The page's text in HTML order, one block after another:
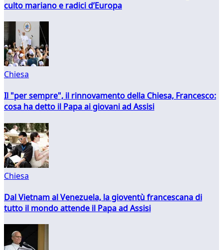
culto mariano e radici d’Europa
Chiesa
Il "per sempre", il rinnovamento della Chiesa, Francesco:
cosa ha detto il Papa ai giovani ad Assisi
Chiesa
Dal Vietnam al Venezuela, la gioventù francescana di
tutto il mondo attende il Papa ad Assisi